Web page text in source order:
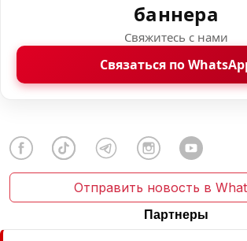
баннера
Свяжитесь с нами
Связаться по
Отправить новость в
Партнеры